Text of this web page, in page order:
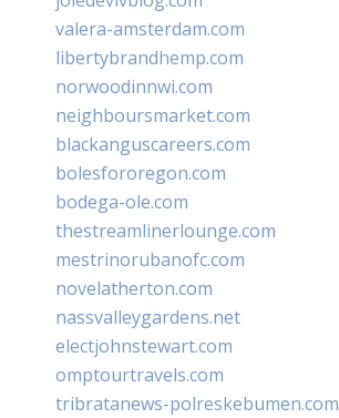
valera-amsterdam.com
libertybrandhemp.com
norwoodinnwi.com
neighboursmarket.com
blackanguscareers.com
bolesfororegon.com
bodega-ole.com
thestreamlinerlounge.com
mestrinorubanofc.com
novelatherton.com
nassvalleygardens.net
electjohnstewart.com
omptourtravels.com
tribratanews-polreskebumen.com